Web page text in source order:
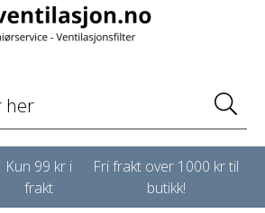
Kun 99 kr i
frakt
Fri frakt over 1000 kr til
butikk!